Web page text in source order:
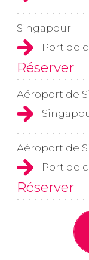
Singapour
Port de
Réserver
Aéroport de
Aéroport de
Port de
Réserver